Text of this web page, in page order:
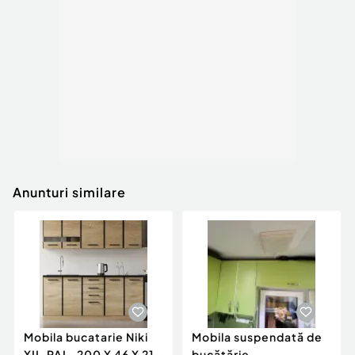
Anunturi similare
Mobila bucatarie Niki
Mobila suspendată de